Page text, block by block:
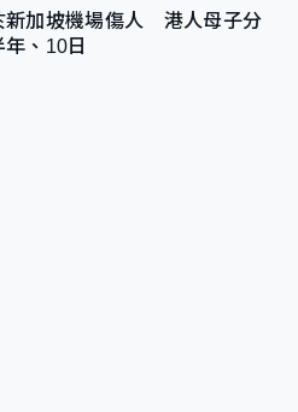
新加坡機場傷人 港人母子分
、10日